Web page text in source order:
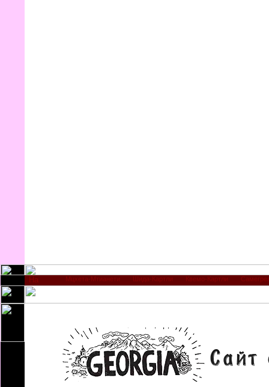
Мцхета-Мтианети Шида-Картли Квемо-Картли